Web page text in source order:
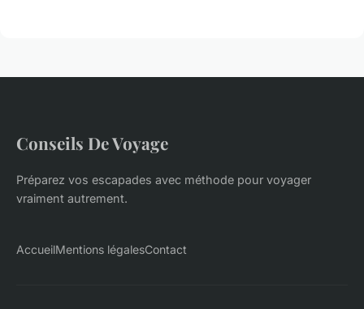
Conseils De Voyage
Préparez vos escapades avec méthode pour voyager
vraiment autrement.
AccueilMentions légalesContact